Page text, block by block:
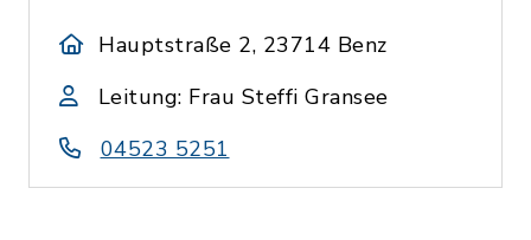
Hauptstraße 2, 23714 Benz
Leitung: Frau Steffi Gransee
04523 5251